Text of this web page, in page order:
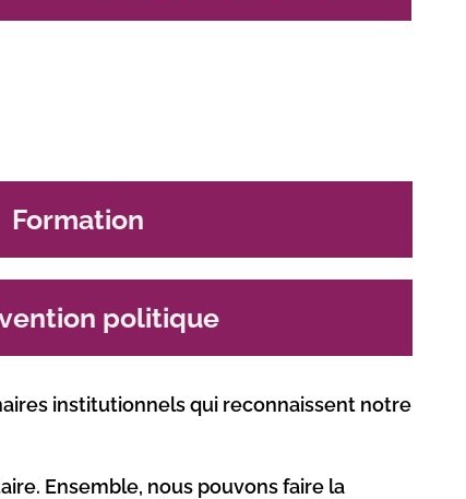
Formation
politique
institutionnels qui reconnaissent notre
Ensemble, nous pouvons faire la